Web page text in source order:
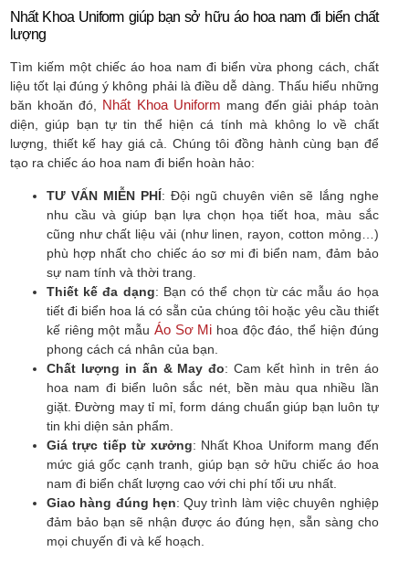
Nhất Khoa Uniform giúp bạn sở hữu áo hoa nam đi biển chất
lượng
Tìm kiếm một chiếc áo hoa nam đi biển vừa phong cách, chất
liệu tốt lại đúng ý không phải là điều dễ dàng. Thấu hiểu những
băn khoăn đó, Nhất Khoa Uniform mang đến giải pháp toàn
diện, giúp bạn tự tin thể hiện cá tính mà không lo về chất
lượng, thiết kế hay giá cả. Chúng tôi đồng hành cùng bạn để
tạo ra chiếc áo hoa nam đi biển hoàn hảo:
TƯ VẤN MIỄN PHÍ: Đội ngũ chuyên viên sẽ lắng nghe
nhu cầu và giúp bạn lựa chọn họa tiết hoa, màu sắc
cũng như chất liệu vải (như linen, rayon, cotton mỏng…)
phù hợp nhất cho chiếc áo sơ mi đi biển nam, đảm bảo
sự nam tính và thời trang.
Thiết kế đa dạng: Bạn có thể chọn từ các mẫu áo họa
tiết đi biển hoa lá có sẵn của chúng tôi hoặc yêu cầu thiết
kế riêng một mẫu Áo Sơ Mi hoa độc đáo, thể hiện đúng
phong cách cá nhân của bạn.
Chất lượng in ấn & May đo: Cam kết hình in trên áo
hoa nam đi biển luôn sắc nét, bền màu qua nhiều lần
giặt. Đường may tỉ mỉ, form dáng chuẩn giúp bạn luôn tự
tin khi diện sản phẩm.
Giá trực tiếp từ xưởng: Nhất Khoa Uniform mang đến
mức giá gốc cạnh tranh, giúp bạn sở hữu chiếc áo hoa
nam đi biển chất lượng cao với chi phí tối ưu nhất.
Giao hàng đúng hẹn: Quy trình làm việc chuyên nghiệp
đảm bảo bạn sẽ nhận được áo đúng hẹn, sẵn sàng cho
mọi chuyến đi và kế hoạch.